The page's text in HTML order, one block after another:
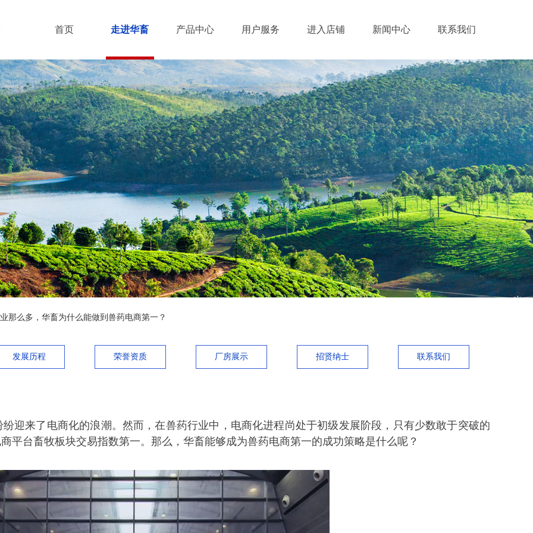
首页 走进华畜 产品中心 用户服务 进入店铺 新闻中心 联系我们
那么多，华畜为什么能做到兽药电商第一？
发展历程 荣誉资质 厂房展示 招贤纳士 联系我们
迎来了电商化的浪潮。然而，在兽药行业中，电商化进程尚处于初级发展阶段，只有少数敢于突破的
平台畜牧板块交易指数第一。那么，华畜能够成为兽药电商第一的成功策略是什么呢？